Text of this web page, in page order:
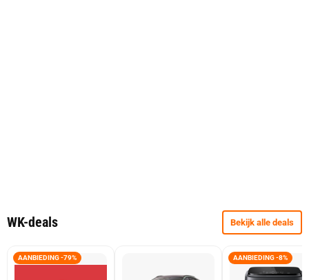
WK-deals Bekijk alle deals
AANBIEDING -79% AANBIEDING -8%